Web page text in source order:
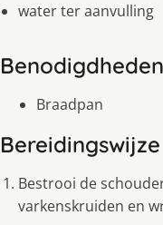
water ter aanvulling
Benodigdheden
Braadpan
Bereidingswijze
Bestrooi de
varkenskruiden en